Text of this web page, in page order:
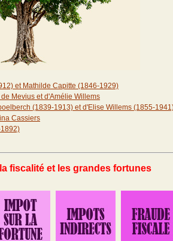
et Mathilde Capitte (1846-1929)
Mevius et d'Amélie Willems
(1839-1913) et d'Elise Willems (1855-
Cassiers
fiscalité et les grandes fortunes